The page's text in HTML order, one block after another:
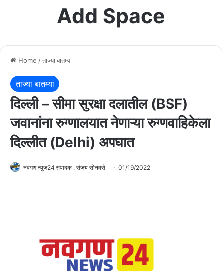
Add Space
Home /ताज्या बातम्या
ताज्या बातम्या
दिल्ली – सीमा सुरक्षा दलातील (BSF)
जवानांना रुग्णालयात नेणाऱ्या रुग्णवाहिकेला
दिल्लीत (Delhi) अपघात
नवगण न्युज24 संपादक : संजय सोनवसे 01/19/2022